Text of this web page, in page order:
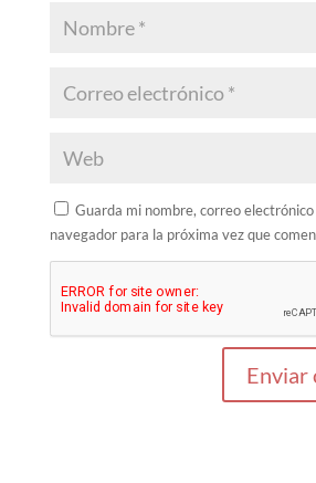
Guarda mi nombre, correo
navegador para la próxima vez que